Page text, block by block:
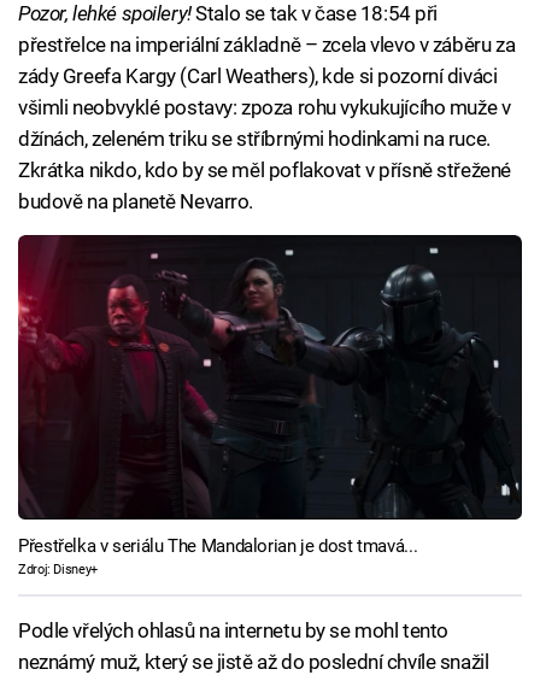
Pozor, lehké spoilery!Stalo se tak v čase 18:54 při
přestřelce na imperiální základně – zcela vlevo v záběru za
zády Greefa Kargy (Carl Weathers), kde si pozorní diváci
všimli neobvyklé postavy: zpoza rohu vykukujícího muže v
džínách, zeleném triku se stříbrnými hodinkami na ruce.
Zkrátka nikdo, kdo by se měl poflakovat v přísně střežené
budově na planetě Nevarro.
Přestřelka v seriálu The Mandalorian je dost tmavá...
Zdroj: Disney+
Podle vřelých ohlasů na internetu by se mohl tento
neznámý muž, který se jistě až do poslední chvíle snažil